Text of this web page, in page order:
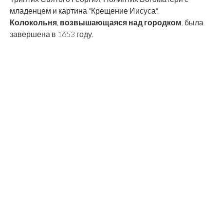
младенцем и картина "Крещение Иисуса".
Колокольня, возвышающаяся над городком, была
завершена в 1653 году.